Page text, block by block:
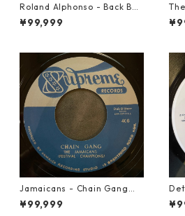
Roland Alphonso - Back Bea
t【7-21909】
¥99,999
-
Jamaicans - Chain Gang【7
-21911】
¥99,999